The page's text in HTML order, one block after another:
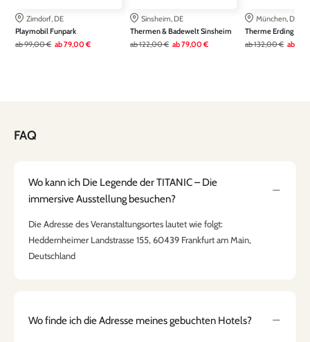
Zirndorf, DE
Playmobil Funpark
ab99,00 € ab79,00 €
Sinsheim, DE
Thermen & Badewelt Sinsheim
ab122,00 € ab79,00 €
München, DE
Therme Erding
ab132,00 € ab
FAQ
Wo kann ich Die Legende der TITANIC – Die
immersive Ausstellung besuchen?
Die Adresse des Veranstaltungsortes lautet wie folgt:
Heddernheimer Landstrasse 155, 60439 Frankfurt am Main,
Deutschland
Wo finde ich die Adresse meines gebuchten Hotels?